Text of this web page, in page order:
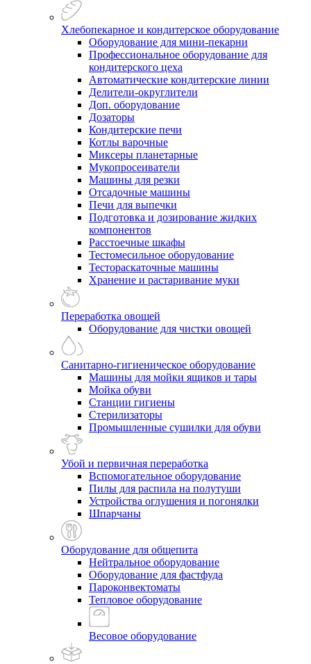
Хлебопекарное и кондитерское оборудование
Оборудование для мини-пекарни
Профессиональное оборудование для
кондитерского цеха
Автоматические кондитерские линии
Делители-округлители
Доп. оборудование
Дозаторы
Кондитерские печи
Котлы варочные
Миксеры планетарные
Мукопросеиватели
Машины для резки
Отсадочные машины
Печи для выпечки
Подготовка и дозирование жидких
компонентов
Расстоечные шкафы
Тестомесильное оборудование
Тестораскаточные машины
Хранение и растаривание муки
Переработка овощей
Оборудование для чистки овощей
Санитарно-гигиеническое оборудование
Машины для мойки ящиков и тары
Мойка обуви
Станции гигиены
Стерилизаторы
Промышленные сушилки для обуви
Убой и первичная переработка
Вспомогательное оборудование
Пилы для распила на полутуши
Устройства оглушения и погонялки
Шпарчаны
Оборудование для общепита
Нейтральное оборудование
Оборудование для фастфуда
Пароконвектоматы
Тепловое оборудование
Весовое оборудование